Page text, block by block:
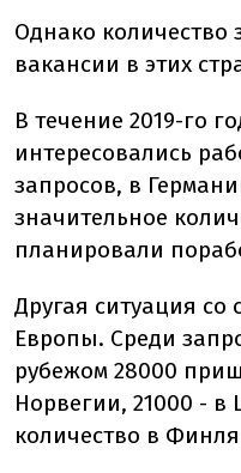
Однако количество
вакансии в этих
В течение 2019-го
интересовались
запросов, в
значительное
планировали
Другая ситуация со
Европы. Среди
рубежом 28000
Норвегии, 21000 -
количество в